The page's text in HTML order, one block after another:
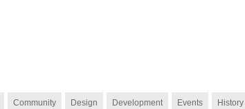
Community Design Development Events History